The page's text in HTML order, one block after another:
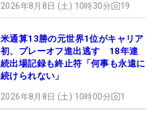
2026年8月8日 (土) 10時30分 19
米通算13勝の元世界1位がキャリア
初、プレーオフ進出逃す 18年連
続出場記録も終止符「何事も永遠に
続けられない」
2026年8月8日 (土) 10時00分 1